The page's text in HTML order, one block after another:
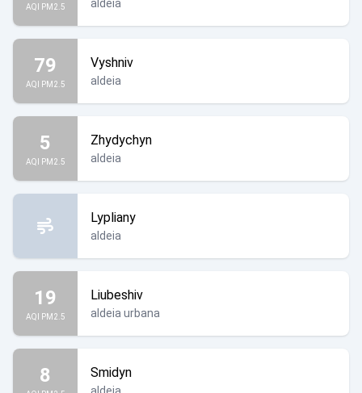
AQI PM2.5 aldeia
79
AQI PM2.5
Vyshniv
aldeia
5
AQI PM2.5
Zhydychyn
aldeia
Lypliany
aldeia
19
AQI PM2.5
Liubeshiv
aldeia urbana
8 Smidyn